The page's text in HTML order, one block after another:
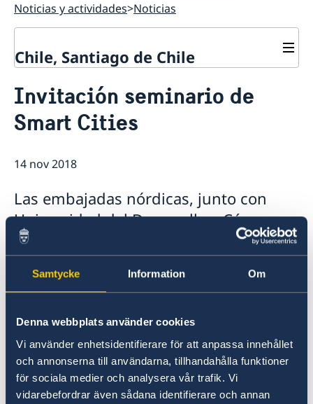
Samtycke Information Om
Denna webbplats använder cookies
Vi använder enhetsidentifierare för att anpassa innehållet
och annonserna till användarna, tillhandahålla funktioner
för sociala medier och analysera vår trafik. Vi
vidarebefordrar även sådana identifierare och annan
Noticias y actividades Noticias
Chile, Santiago de Chile
Vacantes
Pasantía
Tarifas
Contacto y horarios
Noticias y actividades
Instituto Chileno Sueco de Cultura
Svenska kyrkan
Svenska skolan
Invitación seminario de
Smart Cities
14 nov 2018
Las embajadas nórdicas, junto con
Universidad del Desarrollo y Cámara
Chilena de la Construcción, les
invitamos a un encuentro chileno-
nórdico el 20 de noviembre para
prácticas en la planificación y
desarrollo tecnológico de las ciudades.
Información sobre el seminario.